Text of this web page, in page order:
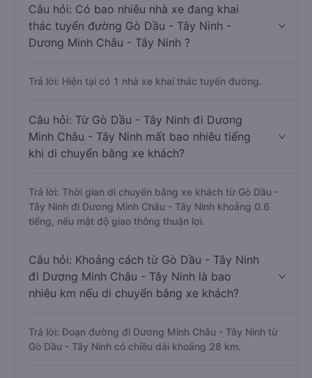
Câu hỏi: Có bao nhiêu nhà xe đang khai
thác tuyến đường Gò Dầu - Tây Ninh -
Dương Minh Châu - Tây Ninh ?
Trả lời: Hiện tại có 1 nhà xe khai thác tuyến đường.
Câu hỏi: Từ Gò Dầu - Tây Ninh đi Dương
Minh Châu - Tây Ninh mất bao nhiêu tiếng
khi di chuyển bằng xe khách?
Trả lời: Thời gian di chuyển bằng xe khách từ Gò Dầu -
Tây Ninh đi Dương Minh Châu - Tây Ninh khoảng 0.6
tiếng, nếu mật độ giao thông thuận lợi.
Câu hỏi: Khoảng cách từ Gò Dầu - Tây Ninh
đi Dương Minh Châu - Tây Ninh là bao
nhiêu km nếu di chuyển bằng xe khách?
Trả lời: Đoạn đường đi Dương Minh Châu - Tây Ninh từ
Gò Dầu - Tây Ninh có chiều dài khoảng 28 km.